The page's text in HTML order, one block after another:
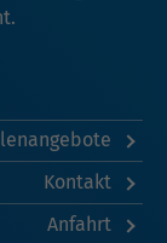
Kontakt
Anfahrt